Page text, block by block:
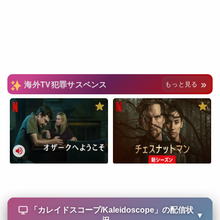
海外TV犯罪サスペンス もっと見る
「 カレイドスコープ/Kaleidoscope 」の配信状
▼